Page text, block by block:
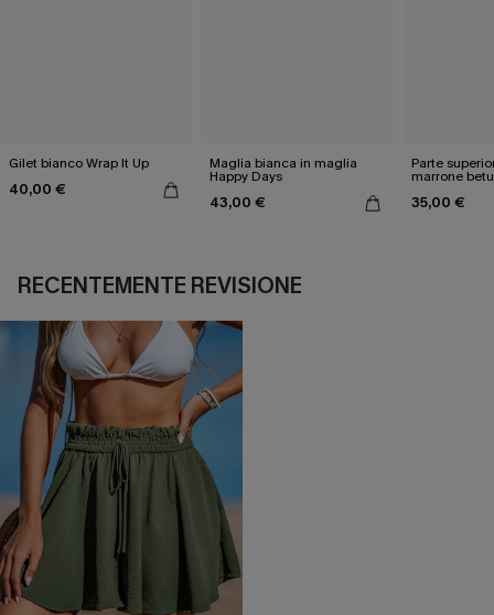
Gilet bianco Wrap It Up
40,00 €
Maglia bianca in maglia
Happy Days
43,00 €
Parte
marrone
35,00 €
RECENTEMENTE REVISIONE